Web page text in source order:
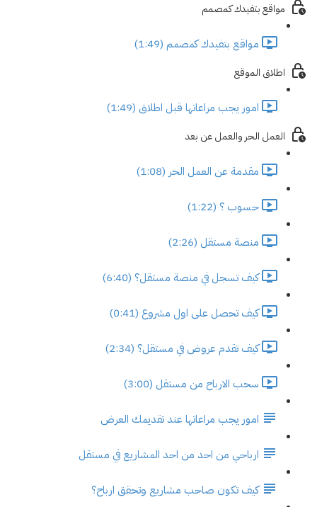
مواقع بتفيدك كمصمم
مواقع بتفيدك كمصمم (1:49)
اطلاق الموقع
امور يجب مراعاتها قبل اطلاق (1:49)
العمل الحر والعمل عن بعد
مقدمة عن العمل الحر (1:08)
حسوب ؟ (1:22)
منصة مستقل (2:26)
كيف تسجل في منصة مستقل؟ (6:40)
كيف تحصل على اول مشروع (0:41)
كيف تقدم عروض في مستقل؟ (2:34)
سحب الارباح من مستقل (3:00)
امور يجب مراعاتها عند تقديمك العرض
ارباحي من احد من احد المشاريع في مستقل
كيف تكون صاحب مشاريع وتحقق ارباح؟